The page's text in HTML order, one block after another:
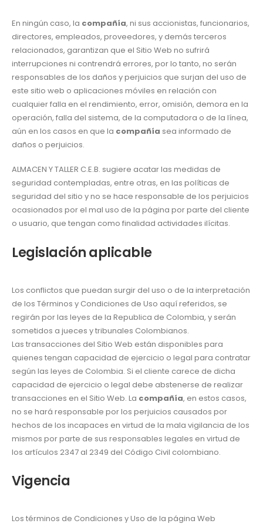
En ningún caso, la compañía, ni sus accionistas, funcionarios,
directores, empleados, proveedores, y demás terceros
relacionados, garantizan que el Sitio Web no sufrirá
interrupciones ni contrendrá errores, por lo tanto, no serán
responsables de los daños y perjuicios que surjan del uso de
este sitio web o aplicaciones móviles en relación con
cualquier falla en el rendimiento, error, omisión, demora en la
operación, falla del sistema, de la computadora o de la línea,
aún en los casos en que la compañía sea informado de
daños o perjuicios.
ALMACEN Y TALLER C.E.B. sugiere acatar las medidas de
seguridad contempladas, entre otras, en las políticas de
seguridad del sitio y no se hace responsable de los perjuicios
ocasionados por el mal uso de la página por parte del cliente
o usuario, que tengan como finalidad actividades ilícitas.
Legislación aplicable
Los conflictos que puedan surgir del uso o de la interpretación
de los Términos y Condiciones de Uso aquí referidos, se
regirán por las leyes de la Republica de Colombia, y serán
sometidos a jueces y tribunales Colombianos.
Las transacciones del Sitio Web están disponibles para
quienes tengan capacidad de ejercicio o legal para contratar
según las leyes de Colombia. Si el cliente carece de dicha
capacidad de ejercicio o legal debe abstenerse de realizar
transacciones en el Sitio Web. La compañía, en estos casos,
no se hará responsable por los perjuicios causados por
hechos de los incapaces en virtud de la mala vigilancia de los
mismos por parte de sus responsables legales en virtud de
los artículos 2347 al 2349 del Código Civil colombiano.
Vigencia
Los términos de Condiciones y Uso de la página Web